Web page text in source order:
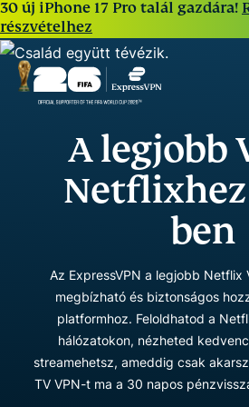
30 új iPhone 17 Pro talál gazdára!
részvételhez
A legjobb
Netflixhez
ben
Az ExpressVPN a legjobb Netflix
megbízható és biztonságos
platformhoz. Feloldhatod a
hálózatokon, nézheted
streamehetsz, ameddig csak
TV VPN-t ma a 30 napos